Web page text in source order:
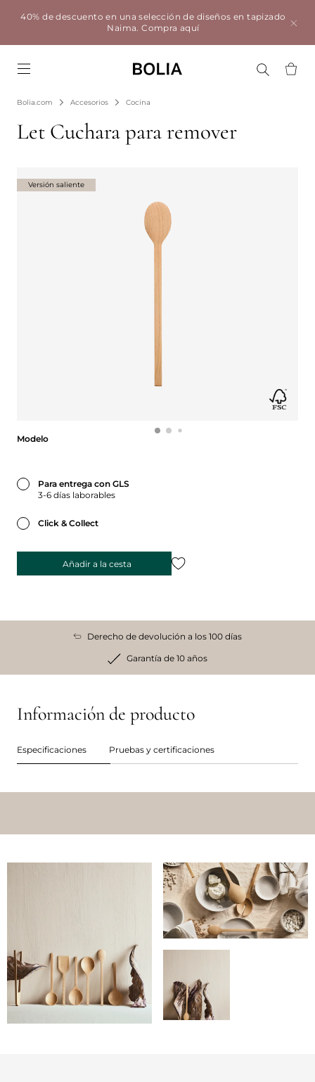
40% de descuento en una selección de diseños en tapizado
Naima.Compra aquí
Bolia.com Accesorios Cocina
Let Cuchara para remover
Modelo
Para entrega con GLS
3-6 días laborables
Click & Collect
Añadir a la cesta
Versión saliente
Derecho de devolución a los 100 días
Garantía de 10 años
Información de producto
Especificaciones Pruebas y certificaciones